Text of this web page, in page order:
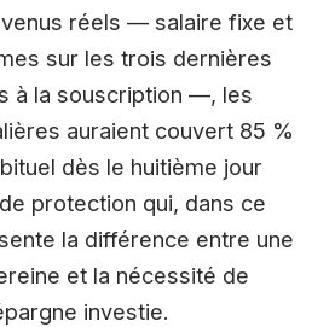
réels — salaire fixe et
sur les trois dernières
à la souscription —, les
auraient couvert 85 %
dès le huitième jour
protection qui, dans ce
la différence entre une
et la nécessité de
investie.